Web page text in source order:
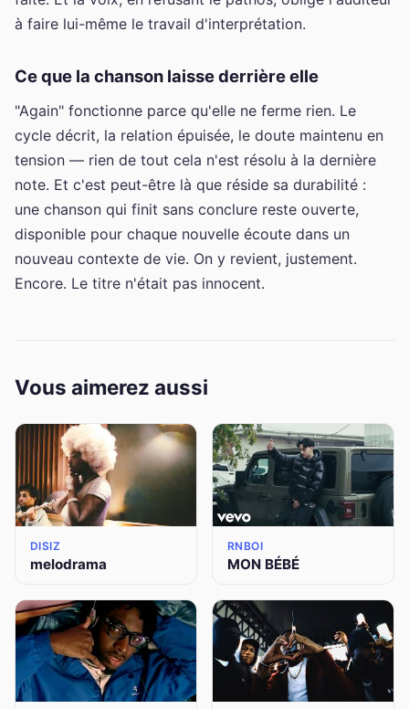
à faire lui-même le travail d'interprétation.
Ce que la chanson laisse derrière elle
"Again" fonctionne parce qu'elle ne ferme rien. Le
cycle décrit, la relation épuisée, le doute maintenu en
tension — rien de tout cela n'est résolu à la dernière
note. Et c'est peut-être là que réside sa durabilité :
une chanson qui finit sans conclure reste ouverte,
disponible pour chaque nouvelle écoute dans un
nouveau contexte de vie. On y revient, justement.
Encore. Le titre n'était pas innocent.
Vous aimerez aussi
DISIZ
melodrama
RNBOI
MON BÉBÉ